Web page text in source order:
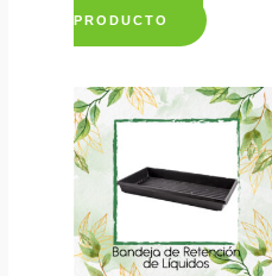
PRODUCTO
This
multiple
variants.
options
may
be